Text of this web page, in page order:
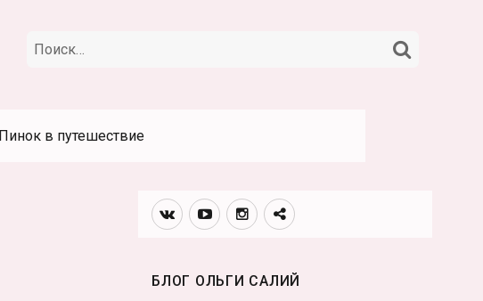
Искать:
Пинок в путешествие
Вконтакте
YoutubeИнстаграмм
Телеграм
БЛОГ ОЛЬГИ САЛИЙ